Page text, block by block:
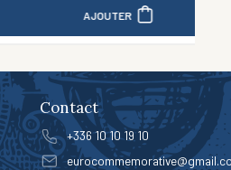
Contact
+336 10 10 19 10